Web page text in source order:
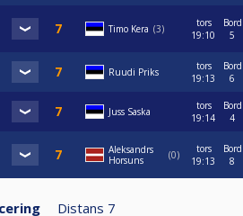
Timo Kera 3
tors
19:10
Bord
5
Ruudi Priks
tors
19:13
Bord
6
Juss Saska
tors
19:14
Bord
4
Aleksandrs
Horsuns
0
tors
19:13
Bord
8
Distans 7